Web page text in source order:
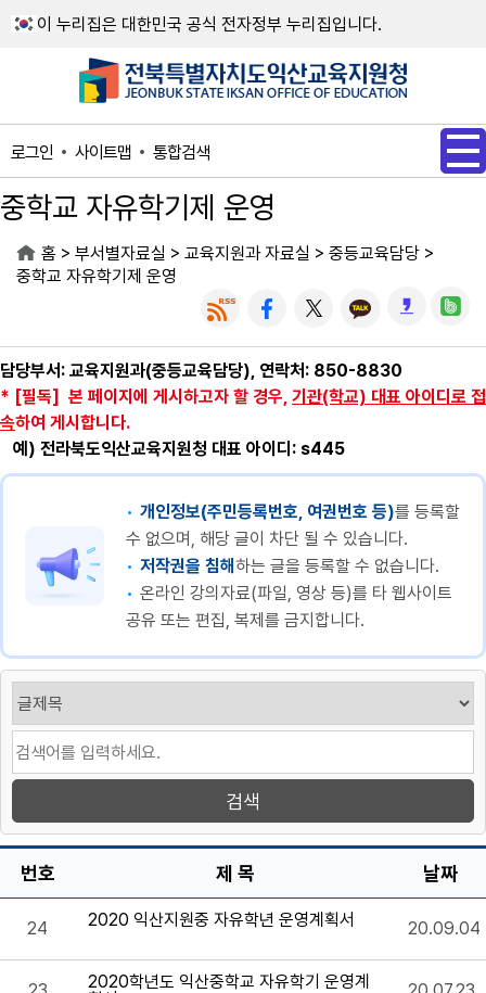
이 누리집은 대한민국 공식 전자정부 누리집입니다.
로그인 사이트맵 통합검색
중학교 자유학기제 운영
홈 > 부서별자료실 > 교육지원과 자료실 > 중등교육담당 >
중학교 자유학기제 운영
담당부서: 교육지원과(중등교육담당), 연락처: 850-8830
* [필독] 본 페이지에 게시하고자 할 경우, 기관(학교) 대표 아이디로 접
속하여 게시합니다.
예) 전라북도익산교육지원청 대표 아이디: s445
개인정보(주민등록번호, 여권번호 등)를 등록할
수 없으며, 해당 글이 차단 될 수 있습니다.
저작권을 침해하는 글을 등록할 수 없습니다.
온라인 강의자료(파일, 영상 등)를 타 웹사이트
공유 또는 편집, 복제를 금지합니다.
번호 제 목 날짜
24 2020 익산지원중 자유학년 운영계획서 20.09.04
2020학년도 익산중학교 자유학기 운영계